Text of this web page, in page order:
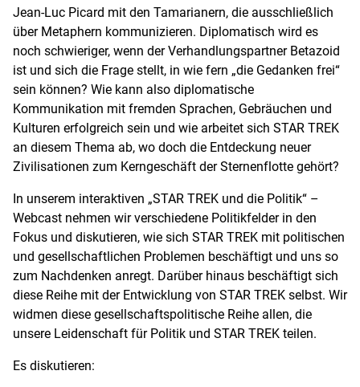
Jean-Luc Picard mit den Tamarianern, die ausschließlich
über Metaphern kommunizieren. Diplomatisch wird es
noch schwieriger, wenn der Verhandlungspartner Betazoid
ist und sich die Frage stellt, in wie fern „die Gedanken frei“
sein können? Wie kann also diplomatische
Kommunikation mit fremden Sprachen, Gebräuchen und
Kulturen erfolgreich sein und wie arbeitet sich STAR TREK
an diesem Thema ab, wo doch die Entdeckung neuer
Zivilisationen zum Kerngeschäft der Sternenflotte gehört?
In unserem interaktiven „STAR TREK und die Politik“ –
Webcast nehmen wir verschiedene Politikfelder in den
Fokus und diskutieren, wie sich STAR TREK mit politischen
und gesellschaftlichen Problemen beschäftigt und uns so
zum Nachdenken anregt. Darüber hinaus beschäftigt sich
diese Reihe mit der Entwicklung von STAR TREK selbst. Wir
widmen diese gesellschaftspolitische Reihe allen, die
unsere Leidenschaft für Politik und STAR TREK teilen.
Es diskutieren: